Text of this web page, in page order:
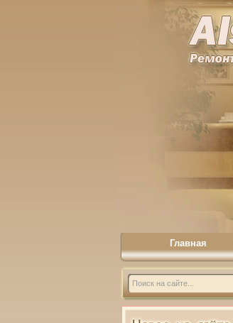
Главная